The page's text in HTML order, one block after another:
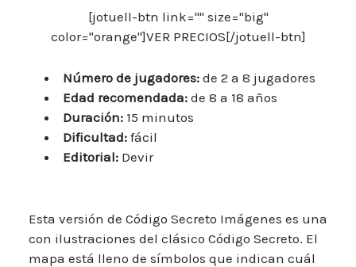
[jotuell-btn link="" size="big"
color="orange"]VER PRECIOS[/jotuell-btn]
Número de jugadores: de 2 a 8 jugadores
Edad recomendada: de 8 a 18 años
Duración: 15 minutos
Dificultad: fácil
Editorial: Devir
Esta versión de Código Secreto Imágenes es una
con ilustraciones del clásico Código Secreto. El
mapa está lleno de símbolos que indican cuál